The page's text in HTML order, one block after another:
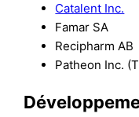
Catalent Inc.
Famar SA
Recipharm AB
Patheon Inc.